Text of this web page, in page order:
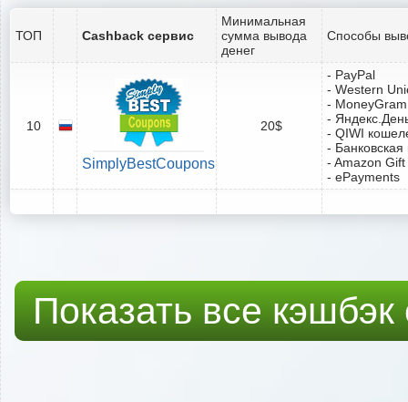
ТОП Cashback сервис
Минимальная
сумма вывода
денег
Способы
10
SimplyBestCoupons
20$
- PayPal
- Western
- MoneyGram
-
- QIWI
-
- Amazon
- ePayments
Показать все